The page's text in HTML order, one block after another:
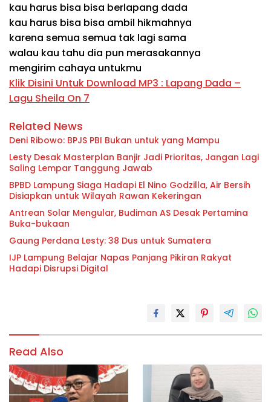
kau harus bisa bisa berlapang dada
kau harus bisa bisa ambil hikmahnya
karena semua semua tak lagi sama
walau kau tahu dia pun merasakannya
mengirim cahaya untukmu
Klik Disini Untuk Download MP3 : Lapang Dada –
Lagu Sheila On 7
Related News
Deni Ribowo: BPJS PBI Bukan untuk yang Mampu
Lesty Desak Masterplan Banjir Jadi Prioritas, Jangan Lagi
Saling Lempar Tanggung Jawab
BPBD Lampung Siaga Hadapi El Nino Godzilla, Air Bersih
Disiapkan untuk Wilayah Rawan Kekeringan
Antrean Solar Mengular, Budiman AS Desak Pertamina
Buka-bukaan
Gaung Perdana Lesty: 38 Dus untuk Sumatera
IJP Lampung Belajar Napas Panjang Pikiran Rakyat
Hadapi Disrupsi Digital
Read Also